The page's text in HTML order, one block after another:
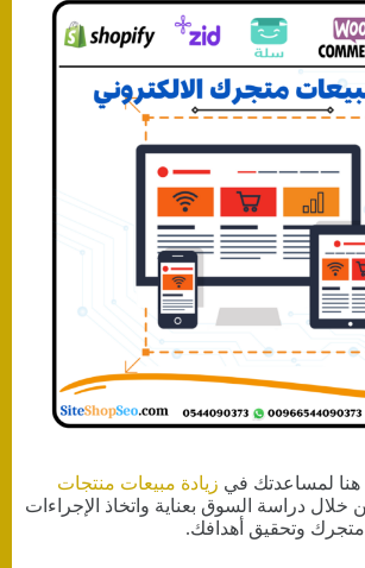
هنا لمساعدتك في زيادة مبيعات منتجات
خلال دراسة السوق بعناية واتخاذ الإجراءات
متجرك وتحقيق أهدافك.